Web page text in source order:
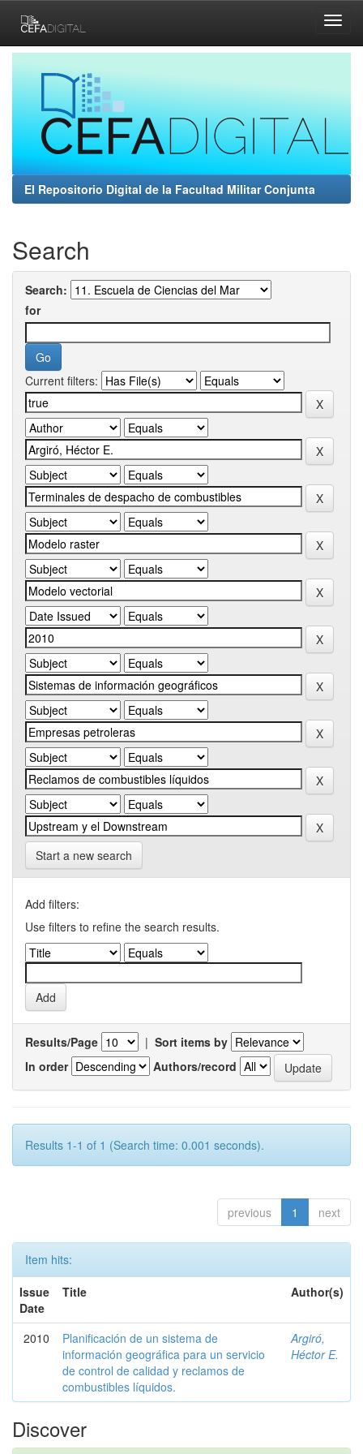
navigation
El Repositorio Digital de la Facultad Militar Conjunta
Search
Search:
for
Current filters:
Start a new search
Add filters:
Use filters to refine the search results.
Results/Page | Sort items by
In order
Authors/record
Results 1-1 of 1 (Search time: 0.001 seconds).
previous 1 next
Item hits:
Issue
Date
Title Author(s)
2010
Planificación de un sistema de
información geográfica para un servicio
de control de calidad y reclamos de
combustibles líquidos.
Argiró,
Héctor E.
Discover